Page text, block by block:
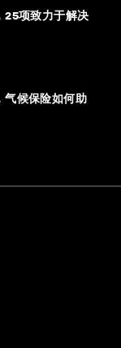
25项致力于解决
气候保险如何助